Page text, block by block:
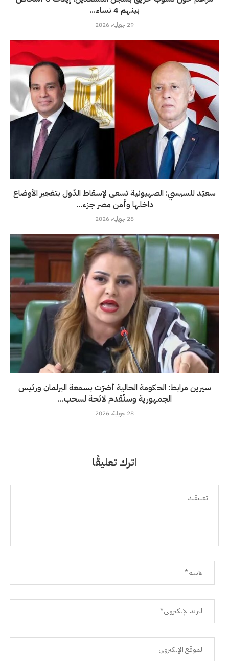
بينهم 4 نساء...
29 جويلية، 2026
سعيّد للسيسي: الصهيونية تسعى لإسقاط الدّول بتفجير الأوضاع
داخلها وأمن مصر جزء...
28 جويلية، 2026
سيرين مرابط: الحكومة الحالية أضرّت بسمعة البرلمان ورئيس
الجمهورية وسنُقدم لائحة لسحب...
28 جويلية، 2026
اترك تعليقًا